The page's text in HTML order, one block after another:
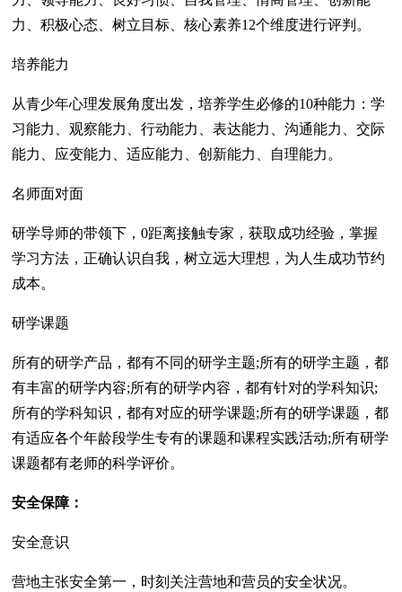
力、积极心态、树立目标、核心素养12个维度进行评判。
培养能力
从青少年心理发展角度出发，培养学生必修的10种能力：学
习能力、观察能力、行动能力、表达能力、沟通能力、交际
能力、应变能力、适应能力、创新能力、自理能力。
名师面对面
研学导师的带领下，0距离接触专家，获取成功经验，掌握
学习方法，正确认识自我，树立远大理想，为人生成功节约
成本。
研学课题
所有的研学产品，都有不同的研学主题;所有的研学主题，都
有丰富的研学内容;所有的研学内容，都有针对的学科知识;
所有的学科知识，都有对应的研学课题;所有的研学课题，都
有适应各个年龄段学生专有的课题和课程实践活动;所有研学
课题都有老师的科学评价。
安全保障：
安全意识
营地主张安全第一，时刻关注营地和营员的安全状况。